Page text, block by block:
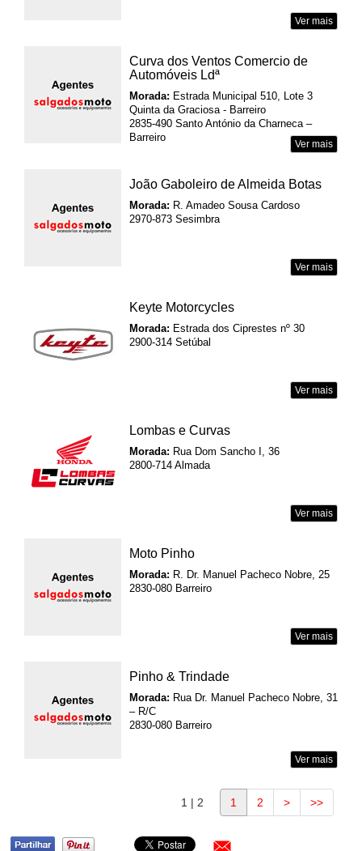
Ver mais
Curva dos Ventos Comercio de
Automóveis Ldª
Morada: Estrada Municipal 510, Lote 3
Quinta da Graciosa - Barreiro
2835-490 Santo António da Charneca –
Barreiro
Ver mais
João Gaboleiro de Almeida Botas
Morada: R. Amadeo Sousa Cardoso
2970-873 Sesimbra
Ver mais
Keyte Motorcycles
Morada: Estrada dos Ciprestes nº 30
2900-314 Setúbal
Ver mais
Lombas e Curvas
Morada: Rua Dom Sancho I, 36
2800-714 Almada
Ver mais
Moto Pinho
Morada: R. Dr. Manuel Pacheco Nobre, 25
2830-080 Barreiro
Ver mais
Pinho & Trindade
Morada: Rua Dr. Manuel Pacheco Nobre, 31
– R/C
2830-080 Barreiro
Ver mais
1 | 2 1 2 > >>